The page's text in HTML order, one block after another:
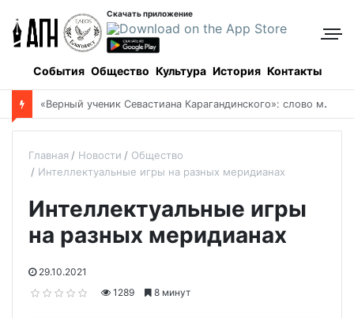
Скачать приложение
События Общество Культура История Контакты
Боровое: когда и как все начиналось, и кто все начинал
Главная Новости
Общество
Интеллектуальные игры на разных меридианах
Интеллектуальные игры
на разных меридианах
29.10.2021
1289
8 минут